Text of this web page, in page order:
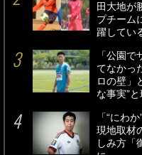
田大地が
プチーム
躍してい
「公園
てなかっ
ロの壁」
な事実”
「“にわ
現地取材
しみ方「